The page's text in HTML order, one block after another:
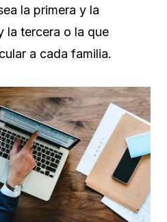
la primera y la
la tercera o la que
a cada familia.